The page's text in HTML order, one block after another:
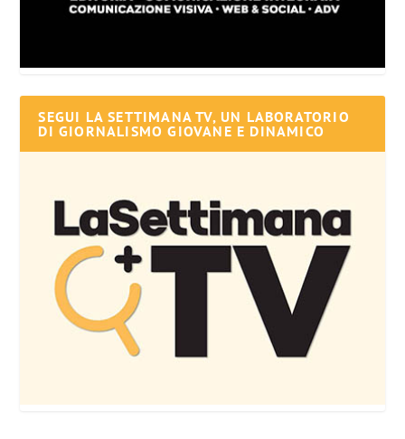
SEGUI LA SETTIMANA TV, UN LABORATORIO
DI GIORNALISMO GIOVANE E DINAMICO